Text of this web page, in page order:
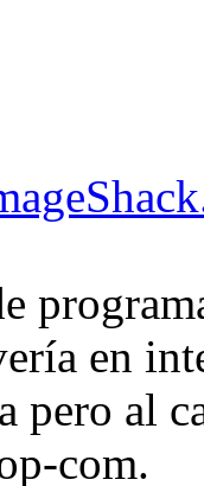
en
pero al
com.